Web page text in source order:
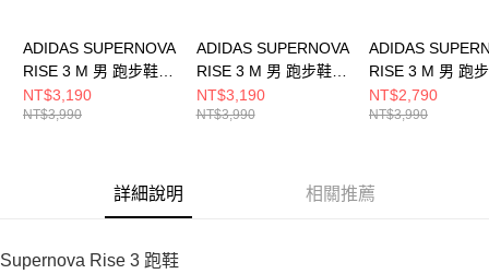
ADIDAS SUPERNOVA
RISE 3 M 男 跑步鞋
KK1202
NT$3,190
NT$3,990
ADIDAS SUPERNOVA
RISE 3 M 男 跑步鞋
KI3616
NT$3,190
NT$3,990
ADIDAS
RISE 3 M 男 跑
JP8673
NT$2,790
NT$3,990
詳細說明 相關推薦
Supernova Rise 3 跑鞋